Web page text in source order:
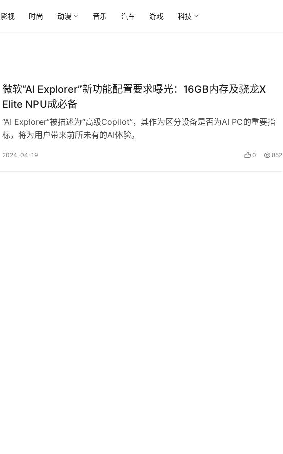
影视 时尚 动漫 音乐 汽车 游戏 科技
微软“AI Explorer”新功能配置要求曝光：16GB内存及骁龙X
Elite NPU成必备
“AI Explorer”被描述为“高级Copilot”，其作为区分设备是否为AI PC的重要指
标，将为用户带来前所未有的AI体验。
2024-04-19 0 852